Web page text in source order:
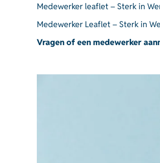
Medewerker leaflet – Sterk in
Medewerker Leaflet – Sterk in
Vragen of een medewerker